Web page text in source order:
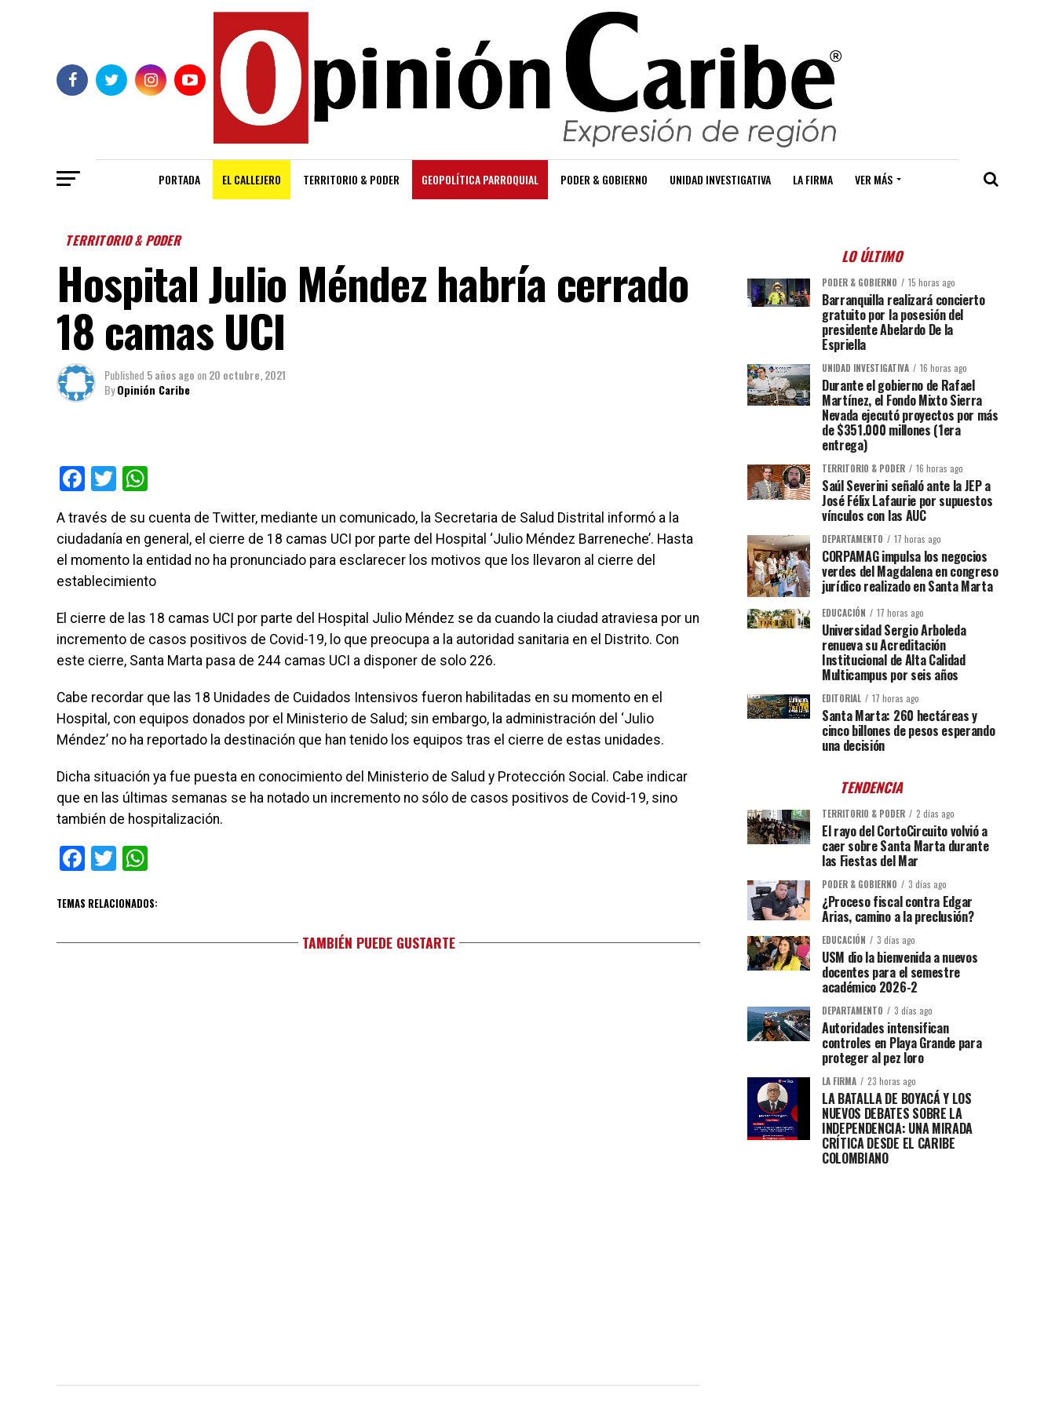
PORTADA EL CALLEJERO TERRITORIO & PODER GEOPOLÍTICA PARROQUIAL PODER & GOBIERNO UNIDAD INVESTIGATIVA LA FIRMA VER MÁS
TERRITORIO & PODER
Hospital Julio Méndez habría cerrado
18 camas UCI
Published 5 años ago on20 octubre, 2021
ByOpinión Caribe
Facebook
Twitter
A través de su cuenta de Twitter, mediante un comunicado, la Secretaria de Salud Distrital informó a la
ciudadanía en general, el cierre de 18 camas UCI por parte del Hospital ‘Julio Méndez Barreneche’. Hasta
el momento la entidad no ha pronunciado para esclarecer los motivos que los llevaron al cierre del
establecimiento
El cierre de las 18 camas UCI por parte del Hospital Julio Méndez se da cuando la ciudad atraviesa por un
incremento de casos positivos de Covid-19, lo que preocupa a la autoridad sanitaria en el Distrito. Con
este cierre, Santa Marta pasa de 244 camas UCI a disponer de solo 226.
Cabe recordar que las 18 Unidades de Cuidados Intensivos fueron habilitadas en su momento en el
Hospital, con equipos donados por el Ministerio de Salud; sin embargo, la administración del ‘Julio
Méndez’ no ha reportado la destinación que han tenido los equipos tras el cierre de estas unidades.
Dicha situación ya fue puesta en conocimiento del Ministerio de Salud y Protección Social. Cabe indicar
que en las últimas semanas se ha notado un incremento no sólo de casos positivos de Covid-19, sino
también de hospitalización.
Facebook
Twitter
TEMAS RELACIONADOS:
TAMBIÉN PUEDE GUSTARTE
LO ÚLTIMO
PODER & GOBIERNO 15 horas ago
Barranquilla realizará concierto
gratuito por la posesión del
presidente Abelardo De la
Espriella
UNIDAD INVESTIGATIVA 16 horas ago
Durante el gobierno de Rafael
Martínez, el Fondo Mixto Sierra
Nevada ejecutó proyectos por más
de $351.000 millones (1era
entrega)
TERRITORIO & PODER 16 horas ago
Saúl Severini señaló ante la JEP a
José Félix Lafaurie por supuestos
vínculos con las AUC
DEPARTAMENTO 17 horas ago
CORPAMAG impulsa los negocios
verdes del Magdalena en congreso
jurídico realizado en Santa Marta
EDUCACIÓN 17 horas ago
Universidad Sergio Arboleda
renueva su Acreditación
Institucional de Alta Calidad
Multicampus por seis años
EDITORIAL 17 horas ago
Santa Marta: 260 hectáreas y
cinco billones de pesos esperando
una decisión
TENDENCIA
TERRITORIO & PODER 2 días ago
El rayo del CortoCircuito volvió a
caer sobre Santa Marta durante
las Fiestas del Mar
PODER & GOBIERNO 3 días ago
¿Proceso fiscal contra Edgar
Arias, camino a la preclusión?
EDUCACIÓN 3 días ago
USM dio la bienvenida a nuevos
docentes para el semestre
académico 2026-2
DEPARTAMENTO 3 días ago
Autoridades intensifican
controles en Playa Grande para
proteger al pez loro
LA FIRMA 23 horas ago
LA BATALLA DE BOYACÁ Y LOS
NUEVOS DEBATES SOBRE LA
INDEPENDENCIA: UNA MIRADA
CRÍTICA DESDE EL CARIBE
COLOMBIANO